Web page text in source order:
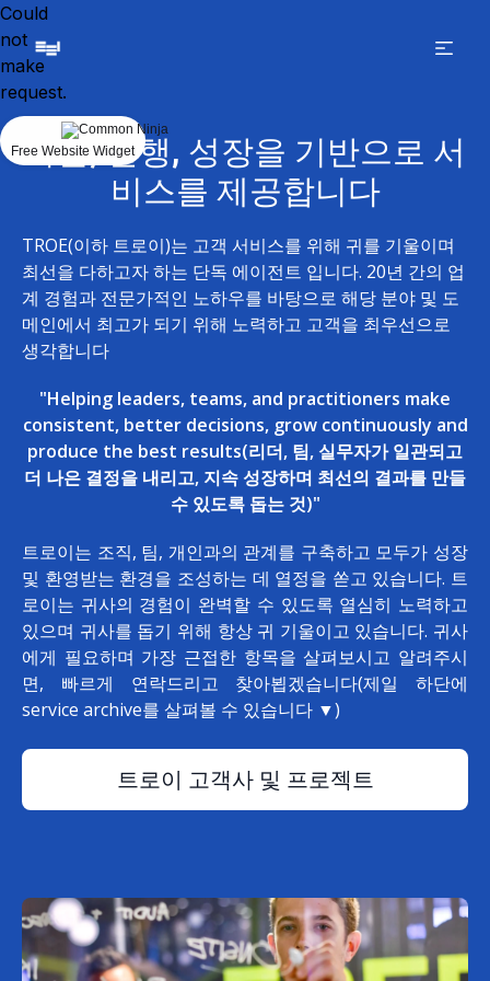
자문, 실행, 성장을 기반으로 서
비스를 제공합니다
TROE(이하 트로이)는 고객 서비스를 위해 귀를 기울이며
최선을 다하고자 하는 단독 에이전트 입니다. 20년 간의 업
계 경험과 전문가적인 노하우를 바탕으로 해당 분야 및 도
메인에서 최고가 되기 위해 노력하고 고객을 최우선으로
생각합니다
"Helping leaders, teams, and practitioners make
consistent, better decisions, grow continuously and
produce the best results(리더, 팀, 실무자가 일관되고
더 나은 결정을 내리고, 지속 성장하며 최선의 결과를 만들
수 있도록 돕는 것)"
트로이는 조직, 팀, 개인과의 관계를 구축하고 모두가 성장
및 환영받는 환경을 조성하는 데 열정을 쏟고 있습니다. 트
로이는 귀사의 경험이 완벽할 수 있도록 열심히 노력하고
있으며 귀사를 돕기 위해 항상 귀 기울이고 있습니다. 귀사
에게 필요하며 가장 근접한 항목을 살펴보시고 알려주시
면, 빠르게 연락드리고 찾아뵙겠습니다(제일 하단에
service archive를 살펴볼 수 있습니다 ▼)
트로이 고객사 및 프로젝트
Could
not
make
request.
Free Website Widget